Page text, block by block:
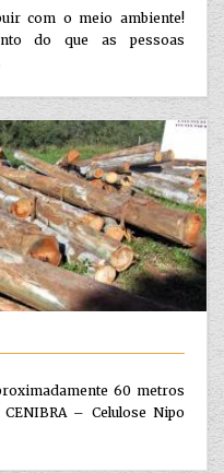
com o meio ambiente!
do que as pessoas
60 metros
– Celulose Nipo